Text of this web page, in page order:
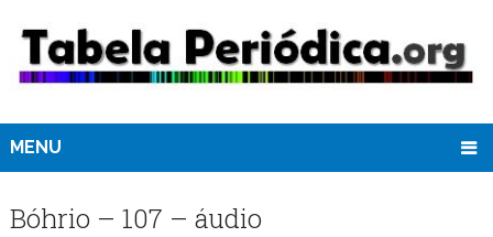
MENU
Bóhrio – 107 – áudio